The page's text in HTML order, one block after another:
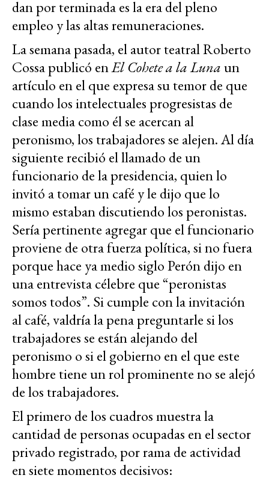
dan por terminada es la era del pleno
empleo y las altas remuneraciones.
La semana pasada, el autor teatral Roberto
Cossa publicó enEl Cohete a la Lunaun
artículo en el que expresa su temor de que
cuando los intelectuales progresistas de
clase media como él se acercan al
peronismo, los trabajadores se alejen. Al día
siguiente recibió el llamado de un
funcionario de la presidencia, quien lo
invitó a tomar un café y le dijo que lo
mismo estaban discutiendo los peronistas.
Sería pertinente agregar que el funcionario
proviene de otra fuerza política, si no fuera
porque hace ya medio siglo Perón dijo en
una entrevista célebre que “peronistas
somos todos”. Si cumple con la invitación
al café, valdría la pena preguntarle si los
trabajadores se están alejando del
peronismo o si el gobierno en el que este
hombre tiene un rol prominente no se alejó
de los trabajadores.
El primero de los cuadros muestra la
cantidad de personas ocupadas en el sector
privado registrado, por rama de actividad
en siete momentos decisivos: